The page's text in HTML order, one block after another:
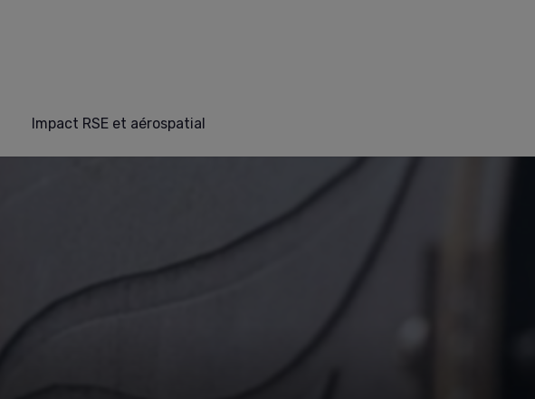
Impact RSE et aérospatial